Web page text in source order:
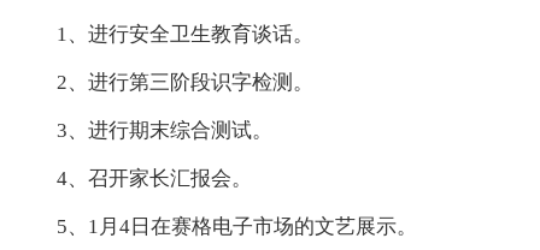
1、进行安全卫生教育谈话。
2、进行第三阶段识字检测。
3、进行期末综合测试。
4、召开家长汇报会。
5、1月4日在赛格电子市场的文艺展示。